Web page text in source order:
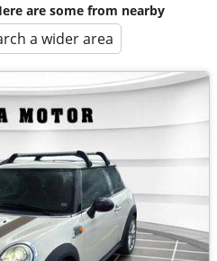
are some from nearby
a wider area